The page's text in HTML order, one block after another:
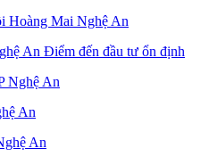
Hoàng Mai Nghệ An
An Điểm đến đầu tư ổn định
Nghệ An
An
An